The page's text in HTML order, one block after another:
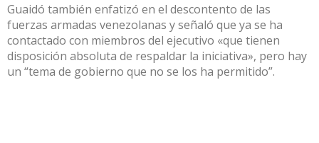
Guaidó también enfatizó en el descontento de las
fuerzas armadas venezolanas y señaló que ya se ha
contactado con miembros del ejecutivo «que tienen
disposición absoluta de respaldar la iniciativa», pero hay
un “tema de gobierno que no se los ha permitido”.